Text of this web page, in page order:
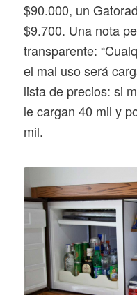
$90.000, un
$9.700. Una nota
transparente:
el mal uso será
lista de precios: si
le cargan 40 mil y
mil.